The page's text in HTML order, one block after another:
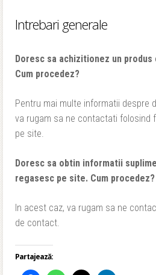
Intrebari generale
Doresc sa achizitionez un
Cum procedez?
Pentru mai multe informatii despre
va rugam sa ne contactati folosind
pe site.
Doresc sa obtin informatii
regasesc pe site. Cum procedez?
In acest caz, va rugam sa ne
de contact.
Partajează: